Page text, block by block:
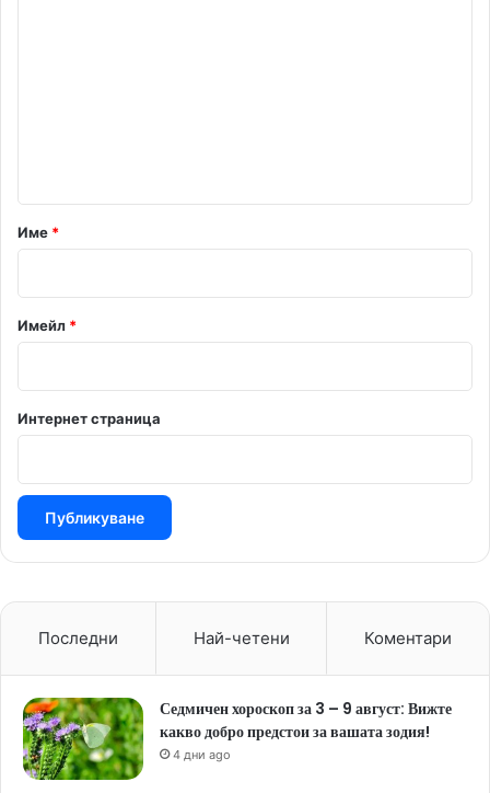
р
:
*
Име *
Имейл *
Интернет страница
Последни Най-четени Коментари
Седмичен хороскоп за 3 – 9 август: Вижте
какво добро предстои за вашата зодия!
4 дни ago